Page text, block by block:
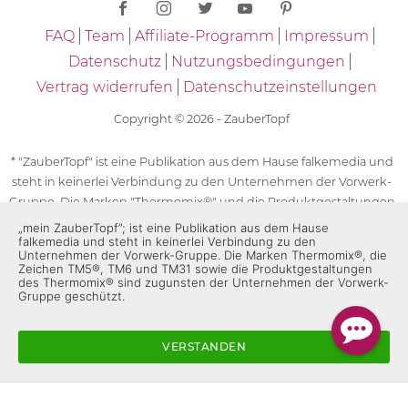
FAQ Team Affiliate-Programm
Impressum
Datenschutz
Nutzungsbedingungen
Vertrag widerrufen
Datenschutzeinstellungen
Copyright © 2026 - ZauberTopf
* "ZauberTopf" ist eine Publikation aus dem Hause falkemedia und
steht in keinerlei Verbindung zu den Unternehmen der Vorwerk-
Gruppe. Die Marken "Thermomix®" und die Produktgestaltungen
des "Thermomix®" sind eingetragene Marken der Unternehmen
der Vorwerk-Gruppe. Die Marken Thermomix®, die Zeichen TM5®,
TM6 und TM31 sowie die Produktgestaltungen des Thermomix®
sind zugunsten der Unternehmen der Vorwerk-Gruppe
geschützt. Für die Rezeptangaben in "ZauberTopf" ist
„mein ZauberTopf”; ist eine Publikation aus dem Hause
falkemedia und steht in keinerlei Verbindung zu den
Unternehmen der Vorwerk-Gruppe. Die Marken Thermomix®, die
Zeichen TM5®, TM6 und TM31 sowie die Produktgestaltungen
des Thermomix® sind zugunsten der Unternehmen der Vorwerk-
Gruppe geschützt.
VERSTANDEN